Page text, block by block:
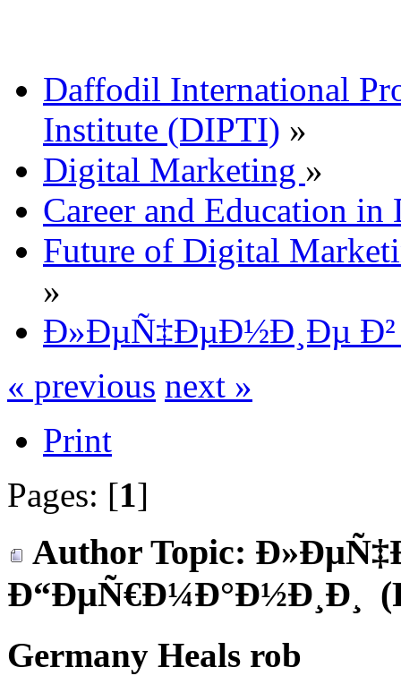
Daffodil International
Institute (DIPTI) »
Digital Marketing »
Career and Education
Future of Digital
»
Ð»ÐµÑ‡ÐµÐ½Ð¸Ðµ
« previous next »
Print
Pages: [1]
Author Topic:
Ð“ÐµÑ€Ð¼Ð°Ð½Ð¸Ð¸
Germany Heals rob